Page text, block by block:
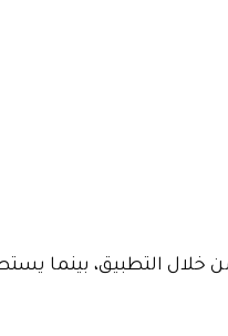
خلال التطبيق، بينما